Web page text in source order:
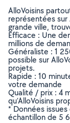
AlloVoisins
représentées sur
grande ville,
Efficace : Une
millions de
Généraliste : 1
possible sur
projets.
Rapide : 10
votre demande
Qualité / prix : 4
qu’AlloVoisins
* Données issues
échantillon de 5